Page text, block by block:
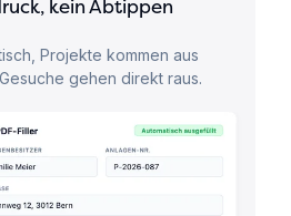
kein Abtippen
Projekte kommen aus
gehen direkt raus.